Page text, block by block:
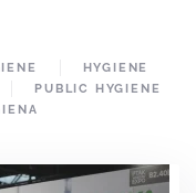
HYGIENE
PUBLIC HYGIENE